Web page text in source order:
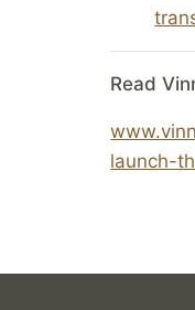
Read
launch-